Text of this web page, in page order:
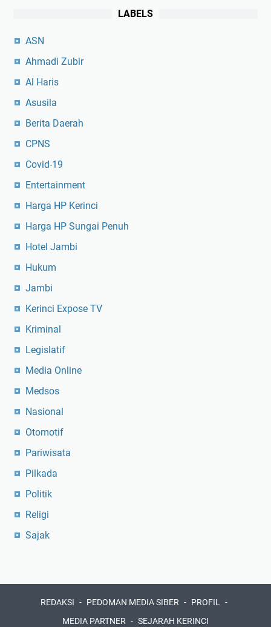
LABELS
ASN
Ahmadi Zubir
Al Haris
Asusila
Berita Daerah
CPNS
Covid-19
Entertainment
Harga HP Kerinci
Harga HP Sungai Penuh
Hotel Jambi
Hukum
Jambi
Kerinci Expose TV
Kriminal
Legislatif
Media Online
Medsos
Nasional
Otomotif
Pariwisata
Pilkada
Politik
Religi
Sajak
REDAKSI PEDOMAN MEDIA SIBER
PROFIL
MEDIA PARTNER
SEJARAH KERINCI